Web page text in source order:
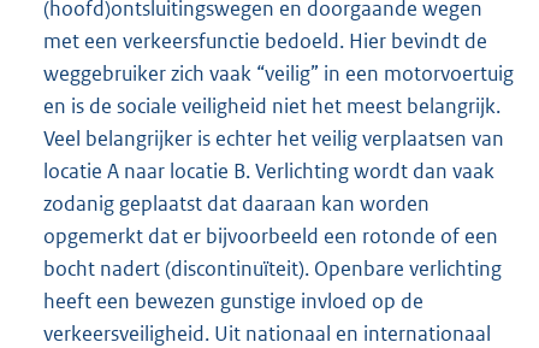
(hoofd)ontsluitingswegen en doorgaande wegen
met een verkeersfunctie bedoeld. Hier bevindt de
weggebruiker zich vaak “veilig” in een motorvoertuig
en is de sociale veiligheid niet het meest belangrijk.
Veel belangrijker is echter het veilig verplaatsen van
locatie A naar locatie B. Verlichting wordt dan vaak
zodanig geplaatst dat daaraan kan worden
opgemerkt dat er bijvoorbeeld een rotonde of een
bocht nadert (discontinuïteit). Openbare verlichting
heeft een bewezen gunstige invloed op de
verkeersveiligheid. Uit nationaal en internationaal